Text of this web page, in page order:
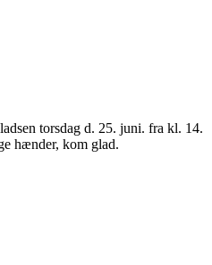
torsdag d. 25. juni. fra kl. 14.
hænder, kom glad.